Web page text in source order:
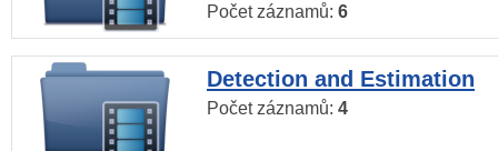
Počet záznamů: 6
Detection and Estimation
Počet záznamů: 4